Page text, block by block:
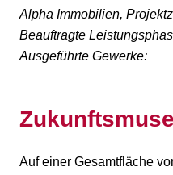
Alpha Immobilien,
Beauftragte
Ausgeführte Gewerke:
Auf einer Gesamtfläche